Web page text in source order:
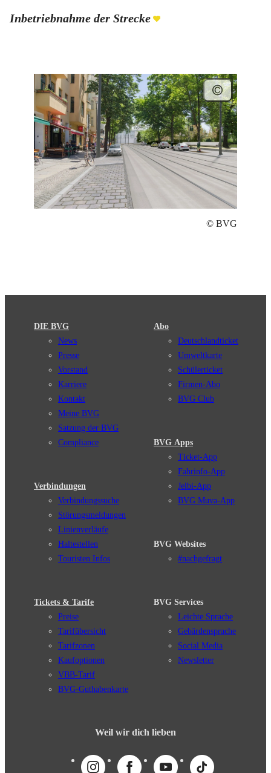
Inbetriebnahme der Strecke
© BVG
DIE BVG
News
Presse
Vorstand
Karriere
Kontakt
Meine BVG
Satzung der BVG
Compliance
Verbindungen
Verbindungssuche
Störungsmeldungen
Linienverläufe
Haltestellen
Touristen Infos
Tickets & Tarife
Preise
Tarifübersicht
Tarifzonen
Kaufoptionen
VBB-Tarif
BVG-Guthabenkarte
Abo
Deutschlandticket
Umweltkarte
Schülerticket
Firmen-Abo
BVG Club
BVG Apps
Ticket-App
Fahrinfo-App
Jelbi-App
BVG Muva-App
BVG Websites
#nachgefragt
BVG Services
Leichte Sprache
Gebärdensprache
Social Media
Newsletter
Weil wir dich lieben